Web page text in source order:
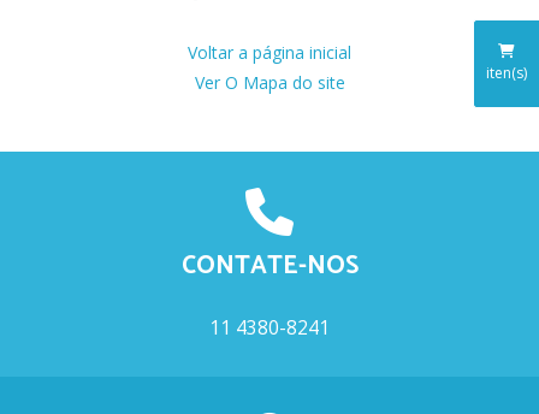
iten(s)
Voltar a página inicial
Ver O Mapa do site
CONTATE-NOS
11 4380-8241